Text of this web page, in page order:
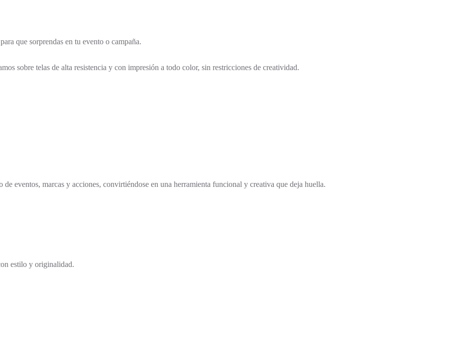
que sorprendas en tu evento o campaña.
sobre telas de alta resistencia y con impresión a todo color, sin restricciones de creatividad.
eventos, marcas y acciones, convirtiéndose en una herramienta funcional y creativa que deja huella.
estilo y originalidad.